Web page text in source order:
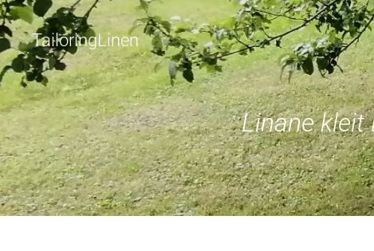
TailoringLinen
Linane kleit